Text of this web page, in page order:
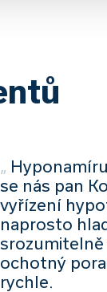
„
se nás pan
vyřízení
naprosto
ochotný
rychle.